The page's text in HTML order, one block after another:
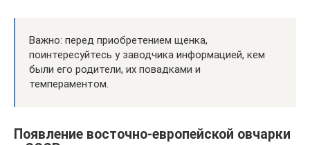
Важно: перед приобретением щенка,
поинтересуйтесь у заводчика информацией, кем
были его родители, их повадками и
темпераментом.
Появление восточно-европейской овчарки